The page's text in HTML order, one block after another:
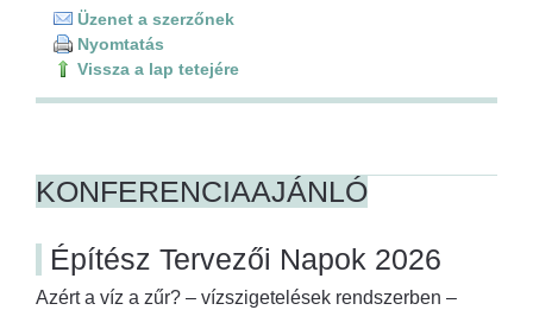
Üzenet a szerzőnek
Nyomtatás
Vissza a lap tetejére
KONFERENCIAAJÁNLÓ
Építész Tervezői Napok 2026
Azért a víz a zűr? – vízszigetelések rendszerben –